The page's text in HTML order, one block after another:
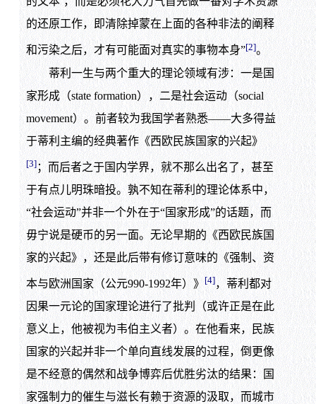
的还原工作，即清除掉蒙在上面的各种非法的阐释
和污染之后，才有可能面对真实的事物本身”[2]。
蒂利一生与两个重大的理论领域有涉：一是国
家形成（state formation），二是社会运动（social
movement）。前者较为我国学者熟悉——大多得益
于蒂利主编的经典著作《西欧民族国家的兴起》
[3]；而后者之于国内学界，就不那么出名了，甚至
于有点儿明珠暗投。孰不知在蒂利的理论体系中，
“社会运动”并非一个外在于“国家形成”的话题，而
毋宁说是硬币的另一面。无论早期的《西欧民族国
家的兴起》，还是此后带有修订意味的《强制、资
本与欧洲国家（公元990-1992年）》 [4]，蒂利都对
因果一元论的国家理论进行了批判（或许正是在此
意义上，他被视为韦伯主义者）。在他看来，民族
国家的兴起并非一个单向直线发展的过程，倒更像
是不经意的偶然和战争博弈后优胜劣汰的结果：国
家强制力的催生与滋长有赖于资源的汲取，而城市